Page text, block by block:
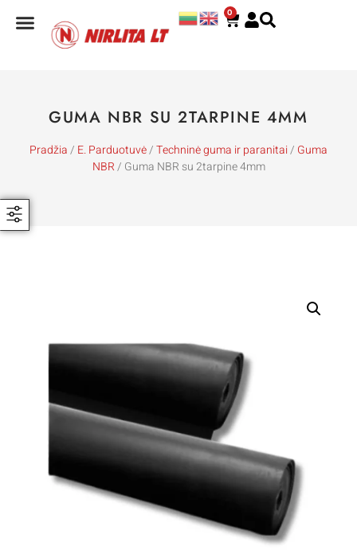
0
GUMA NBR SU 2TARPINE 4MM
Pradžia/ E. Parduotuvė/Techninė guma ir paranitai/ Guma
NBR/ Guma NBR su 2tarpine 4mm